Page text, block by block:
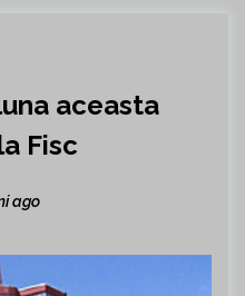
aceasta
Fisc
ago